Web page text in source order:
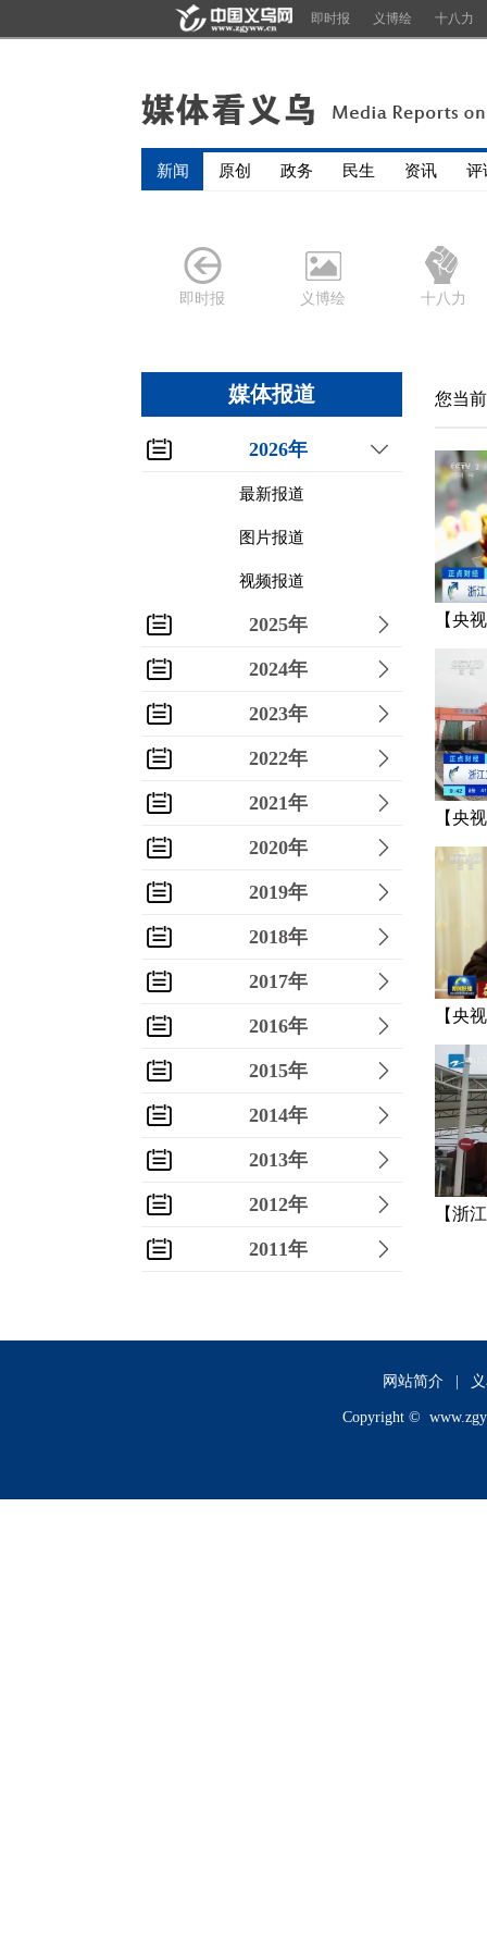
即时报 义博绘 十八力
新闻 原创 政务 民生 资讯 评
即时报 义博绘 十八力
媒体报道
2026年
最新报道
图片报道
视频报道
2025年
2024年
2023年
2022年
2021年
2020年
2019年
2018年
2017年
2016年
2015年
2014年
2013年
2012年
2011年
2009年
您当
【央
【央
义乌 “
【央
数风
【浙
网站简介
Copyright ©